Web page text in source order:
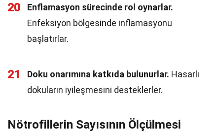
20
Enflamasyon sürecinde rol oynarlar.
Enfeksiyon bölgesinde inflamasyonu
başlatırlar.
21 Doku onarımına katkıda bulunurlar. Hasarlı
dokuların iyileşmesini desteklerler.
Nötrofillerin Sayısının Ölçülmesi